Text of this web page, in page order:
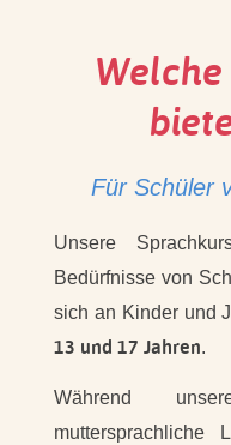
Für Schüler
Unsere
Bedürfnisse von
sich an Kinder und
13 und 17 Jahren.
Während
muttersprachliche